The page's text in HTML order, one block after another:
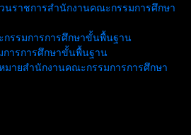
นราชการสำนักงานคณะกรรมการศึกษา
กรรมการการศึกษาขั้นพื้นฐาน
การการศึกษาขั้นพื้นฐาน
มายสำนักงานคณะกรรมการการศึกษา